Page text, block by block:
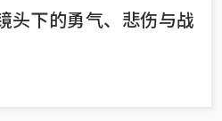
头下的勇气、悲伤与战